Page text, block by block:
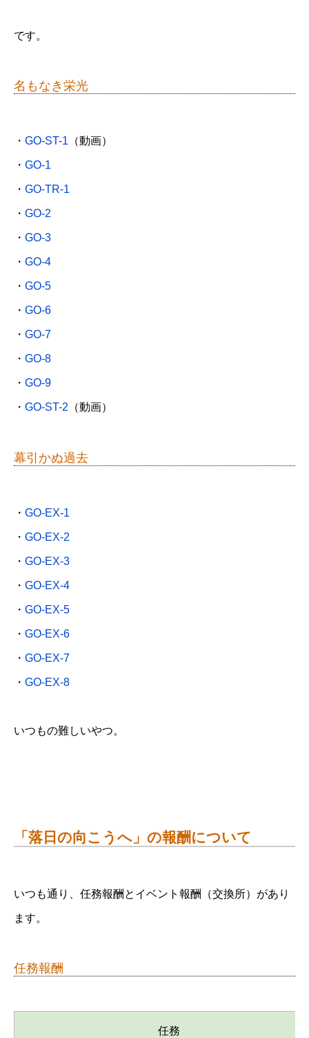
です。
名もなき栄光
・ GO-ST-1 （動画）
・ GO-1
・ GO-TR-1
・ GO-2
・ GO-3
・ GO-4
・ GO-5
・ GO-6
・ GO-7
・ GO-8
・ GO-9
・ GO-ST-2 （動画）
幕引かぬ過去
・ GO-EX-1
・ GO-EX-2
・ GO-EX-3
・ GO-EX-4
・ GO-EX-5
・ GO-EX-6
・ GO-EX-7
・ GO-EX-8
いつもの難しいやつ。
「落日の向こうへ」の報酬について
いつも通り、任務報酬とイベント報酬（交換所）があり
ます。
任務報酬
任務